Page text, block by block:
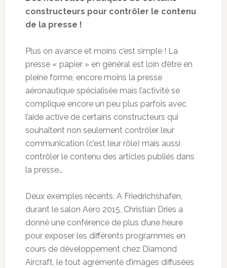
constructeurs pour contrôler le contenu
de la presse !
Plus on avance et moins c’est simple ! La
presse « papier » en général est loin d’être en
pleine forme, encore moins la presse
aéronautique spécialisée mais l’activité se
complique encore un peu plus parfois avec
l’aide active de certains constructeurs qui
souhaitent non seulement contrôler leur
communication (c’est leur rôle) mais aussi
contrôler le contenu des articles publiés dans
la presse…
Deux exemples récents. A Friedrichshafen,
durant le salon Aero 2015, Christian Dries a
donné une conférence de plus d’une heure
pour exposer les différents programmes en
cours de développement chez Diamond
Aircraft, le tout agrémenté d’images diffusées